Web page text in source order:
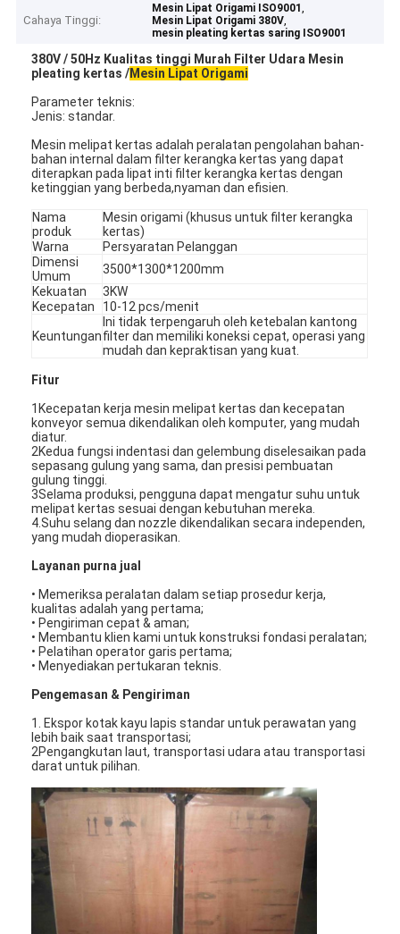
Produk
Video
Tentang kami
Tur Pabrik
Kontrol Kualitas
Hubungi Kami
Cahaya Tinggi:
Mesin Lipat Origami ISO9001,
Mesin Lipat Origami 380V,
mesin pleating kertas saring ISO9001
380V / 50Hz Kualitas tinggi Murah Filter Udara Mesin
pleating kertas /Mesin Lipat Origami
Parameter teknis:
Jenis: standar.
Mesin melipat kertas adalah peralatan pengolahan bahan-
bahan internal dalam filter kerangka kertas yang dapat
diterapkan pada lipat inti filter kerangka kertas dengan
ketinggian yang berbeda,nyaman dan efisien.
Nama
produk
Mesin origami (khusus untuk filter kerangka
kertas)
Warna
Persyaratan Pelanggan
Dimensi
Umum
3500*1300*1200mm
Kekuatan
3KW
Kecepatan
10-12 pcs/menit
Keuntungan
Ini tidak terpengaruh oleh ketebalan kantong
filter dan memiliki koneksi cepat, operasi yang
mudah dan kepraktisan yang kuat.
Fitur
1Kecepatan kerja mesin melipat kertas dan kecepatan
konveyor semua dikendalikan oleh komputer, yang mudah
diatur.
2Kedua fungsi indentasi dan gelembung diselesaikan pada
sepasang gulung yang sama, dan presisi pembuatan
gulung tinggi.
3Selama produksi, pengguna dapat mengatur suhu untuk
melipat kertas sesuai dengan kebutuhan mereka.
4.Suhu selang dan nozzle dikendalikan secara independen,
yang mudah dioperasikan.
Layanan purna jual
• Memeriksa peralatan dalam setiap prosedur kerja,
kualitas adalah yang pertama;
• Pengiriman cepat & aman;
• Membantu klien kami untuk konstruksi fondasi peralatan;
• Pelatihan operator garis pertama;
• Menyediakan pertukaran teknis.
Pengemasan & Pengiriman
1. Ekspor kotak kayu lapis standar untuk perawatan yang
lebih baik saat transportasi;
2Pengangkutan laut, transportasi udara atau transportasi
darat untuk pilihan.